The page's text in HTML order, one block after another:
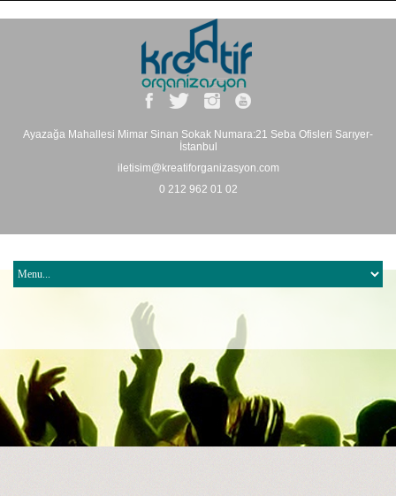
Ayazağa Mahallesi Mimar Sinan Sokak Numara:21 Seba Ofisleri Sarıyer-
İstanbul
iletisim@kreatiforganizasyon.com
0 212 962 01 02